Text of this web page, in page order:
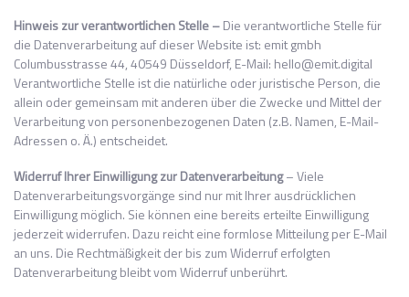
Hinweis zur verantwortlichen Stelle –Die verantwortliche Stelle für
die Datenverarbeitung auf dieser Website ist: emit gmbh
Columbusstrasse 44, 40549 Düsseldorf, E-Mail: hello@emit.digital
Verantwortliche Stelle ist die natürliche oder juristische Person, die
allein oder gemeinsam mit anderen über die Zwecke und Mittel der
Verarbeitung von personenbezogenen Daten (z.B. Namen, E-Mail-
Adressen o. Ä.) entscheidet.
Widerruf Ihrer Einwilligung zur Datenverarbeitung– Viele
Datenverarbeitungsvorgänge sind nur mit Ihrer ausdrücklichen
Einwilligung möglich. Sie können eine bereits erteilte Einwilligung
jederzeit widerrufen. Dazu reicht eine formlose Mitteilung per E-Mail
an uns. Die Rechtmäßigkeit der bis zum Widerruf erfolgten
Datenverarbeitung bleibt vom Widerruf unberührt.